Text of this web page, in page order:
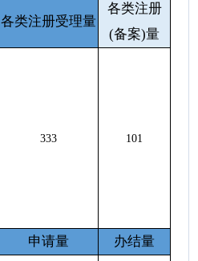
各类注册受理量
各类注册
(备案)量
333 101
申请量 办结量